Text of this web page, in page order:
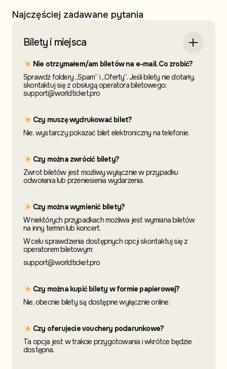
Najczęściej zadawane pytania
Bilety i miejsca
Nie otrzymałem/am biletów na e-mail. Co zrobić?
Sprawdź foldery „Spam” i „Oferty”. Jeśli bilety nie dotarły,
skontaktuj się z obsługą operatora biletowego:
support@worldticket.pro
Czy muszę wydrukować bilet?
Nie, wystarczy pokazać bilet elektroniczny na telefonie.
Czy można zwrócić bilety?
Zwrot biletów jest możliwy wyłącznie w przypadku
odwołania lub przeniesienia wydarzenia.
Czy można wymienić bilety?
W niektórych przypadkach możliwa jest wymiana biletów
na inny termin lub koncert.
W celu sprawdzenia dostępnych opcji skontaktujsię z
operatorem biletowym:
support@worldticket.pro
Czy można kupić bilety w formie papierowej?
Nie, obecnie bilety są dostępne wyłącznie online.
Czy oferujecie vouchery podarunkowe?
Ta opcja jest w trakcie przygotowania i wkrótce będzie
dostępna.